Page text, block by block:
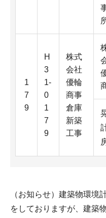
1
7
9
H
3
1-
0
1
7
9
株式
会社
優輪
商事
倉庫
新築
工事
（お知らせ）建築物環境
をしておりますが、建築